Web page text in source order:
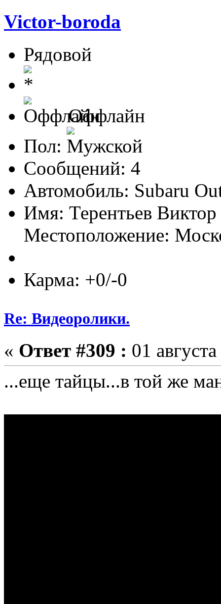
Victor-boroda
Рядовой
Оффлайн
Пол:
Сообщений: 4
Автомобиль: Subaru
Имя: Терентьев Виктор
Местоположение:
Карма: +0/-0
Re: Видеоролики.
« Ответ #309 : 01
...еще тайцы...в той же